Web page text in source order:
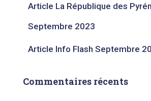
Article La République des
Septembre 2023​
Article Info Flash Septembre
Commentaires récents